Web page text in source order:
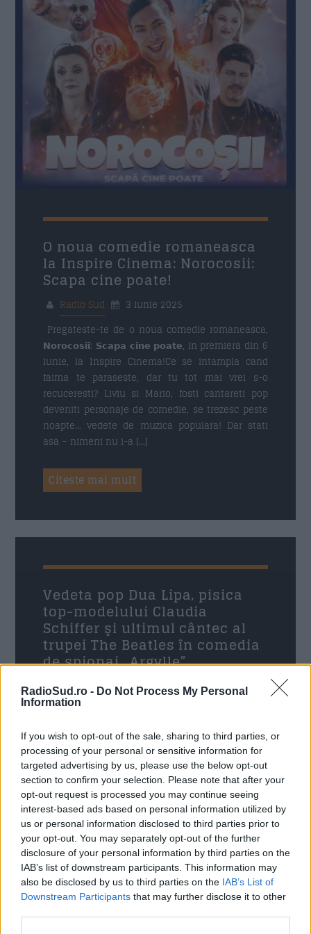
RadioSud.ro - Do Not Process My Personal
Information
If you wish to opt-out of the sale, sharing to third parties, or
processing of your personal or sensitive information for
targeted advertising by us, please use the below opt-out
section to confirm your selection. Please note that after your
opt-out request is processed you may continue seeing
interest-based ads based on personal information utilized by
us or personal information disclosed to third parties prior to
your opt-out. You may separately opt-out of the further
disclosure of your personal information by third parties on the
IAB’s list of downstream participants. This information may
also be disclosed by us to third parties on the IAB’s List of
Downstream Participants that may further disclose it to other
11:00 15:00
Siesta Radio Sud
15:00 19:00
Mituri din sanatate
19:10 20:00
Povestea Serii
20:00 21:00
Formular Contact
Nume*
Email*
Subiect*
Trimite
O noua comedie romaneasca
la Inspire Cinema: Norocosii:
Scapa cine poate!
Radio Sud
3 iunie 2025
Pregateste-te de o noua comedie romaneasca,
𝗡𝗼𝗿𝗼𝗰𝗼𝘀𝗶𝗶: 𝗦𝗰𝗮𝗽𝗮 𝗰𝗶𝗻𝗲 𝗽𝗼𝗮𝘁𝗲, in premiera din 6
iunie, la Inspire Cinema!Ce se intampla cand
faima te paraseste, dar tu tot mai vrei s-o
recuceresti? Liviu si Mario, fosti cantareti pop
deveniti personaje de comedie, se trezesc peste
noapte… vedete de muzica populara! Dar stati
asa – nimeni nu i-a […]
Citeste mai mult
Vedeta pop Dua Lipa, pisica
top-modelului Claudia
Schiffer şi ultimul cântec al
trupei The Beatles în comedia
de spionaj „Argylle”
Radio Sud
29 ianuarie 2024
Vedeta pop Dua Lipa, pisica top-modelului
– şi ultimul cântec al trupei The Beatles fac parte
din arsenalul de calibru folosit în comedia de
spionaj „Argylle” a regizorului britanic Matthew
Vaughn, cunoscut pentru filme precum „Kick-
Ass” şi primele două producţii lansate în cadrul
francizei cinematografice „Kingsman”, […]
Citeste mai mult